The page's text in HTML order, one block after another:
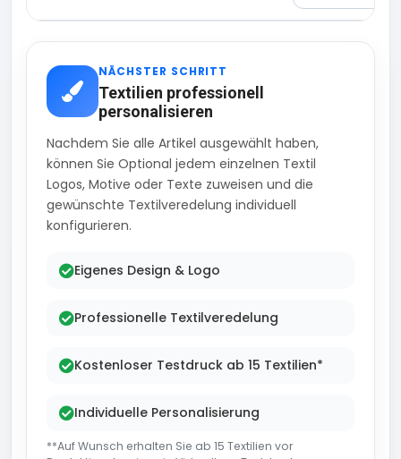
NÄCHSTER SCHRITT
Textilien professionell
personalisieren
Nachdem Sie alle Artikel ausgewählt haben,
können Sie Optional jedem einzelnen Textil
Logos, Motive oder Texte zuweisen und die
gewünschte Textilveredelung individuell
konfigurieren.
Eigenes Design & Logo
Professionelle Textilveredelung
Kostenloser Testdruck ab 15 Textilien*
Individuelle Personalisierung
**Auf Wunsch erhalten Sie ab 15 Textilien vor